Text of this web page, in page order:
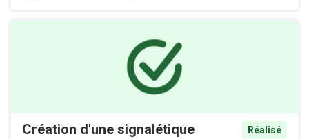
Création d'une signalétique
Réalisé